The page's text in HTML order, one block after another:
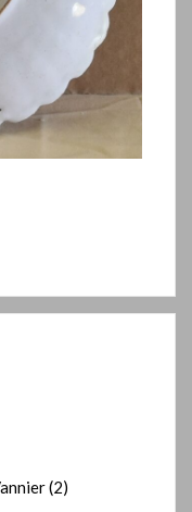
(2)